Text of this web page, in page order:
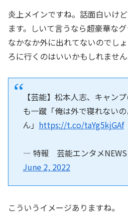
炎上メインですね。話面白いけ
ます。しいて言うなら超豪華な
なかなか外に出れてないのでし
ろに行くのはいいかもしれません
【芸能】松本人志、キャン
も一蹴「俺は外で寝れない
ん」 https://t.co/taYg5kjGAf
— 特報 芸能エンタメ
June 2, 2022
こういうイメージありますね。